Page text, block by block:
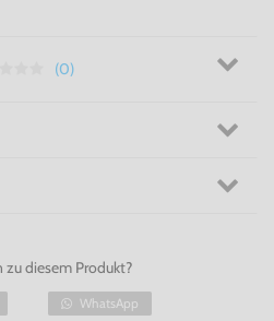
(0)
zu diesem Produkt?
WhatsApp